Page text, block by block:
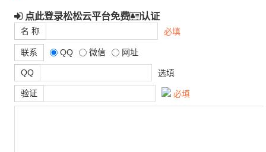
点此登录松松云平台免费 认证
名 称 必填
联系 QQ 微信 网址
QQ 选填
验证 必填